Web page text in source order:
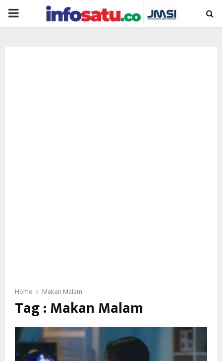
PRIMARY
Home Makan Malam
Tag : Makan Malam